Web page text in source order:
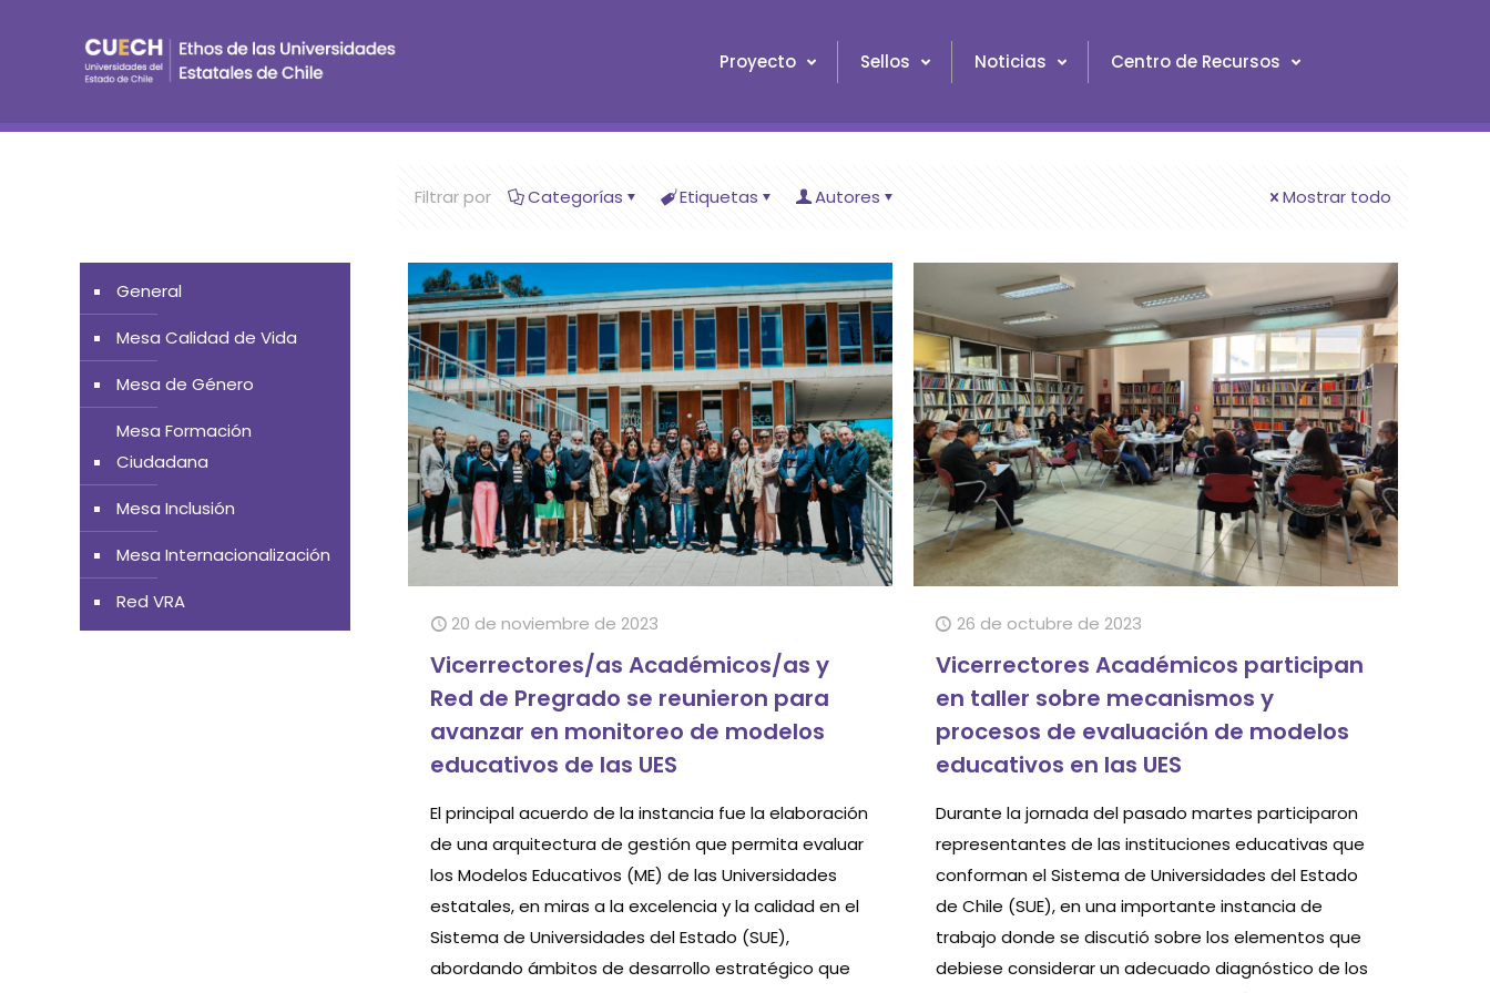
Proyecto Sellos Noticias Centro de Recursos
Filtrar por Categorías Etiquetas Autores Mostrar todo
20 de noviembre de 2023
Vicerrectores/as Académicos/as y
Red de Pregrado se reunieron para
avanzar en monitoreo de modelos
educativos de las UES
El principal acuerdo de la instancia fue la elaboración
de una arquitectura de gestión que permita evaluar
los Modelos Educativos (ME) de las Universidades
estatales, en miras a la excelencia y la calidad en el
Sistema de Universidades del Estado (SUE),
abordando ámbitos de desarrollo estratégico que
26 de octubre de 2023
Vicerrectores Académicos participan
en taller sobre mecanismos y
procesos de evaluación de modelos
educativos en las UES
Durante la jornada del pasado martes participaron
representantes de las instituciones educativas que
conforman el Sistema de Universidades del Estado
de Chile (SUE), en una importante instancia de
trabajo donde se discutió sobre los elementos que
debiese considerar un adecuado diagnóstico de los
General
Mesa Calidad de Vida
Mesa de Género
Mesa Formación
Ciudadana
Mesa Inclusión
Mesa Internacionalización
Red VRA